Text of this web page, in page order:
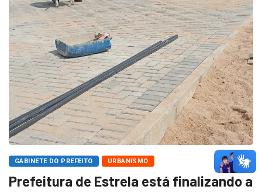
GABINETE DO PREFEITO URBANISMO
Prefeitura de Estrela está finalizando a